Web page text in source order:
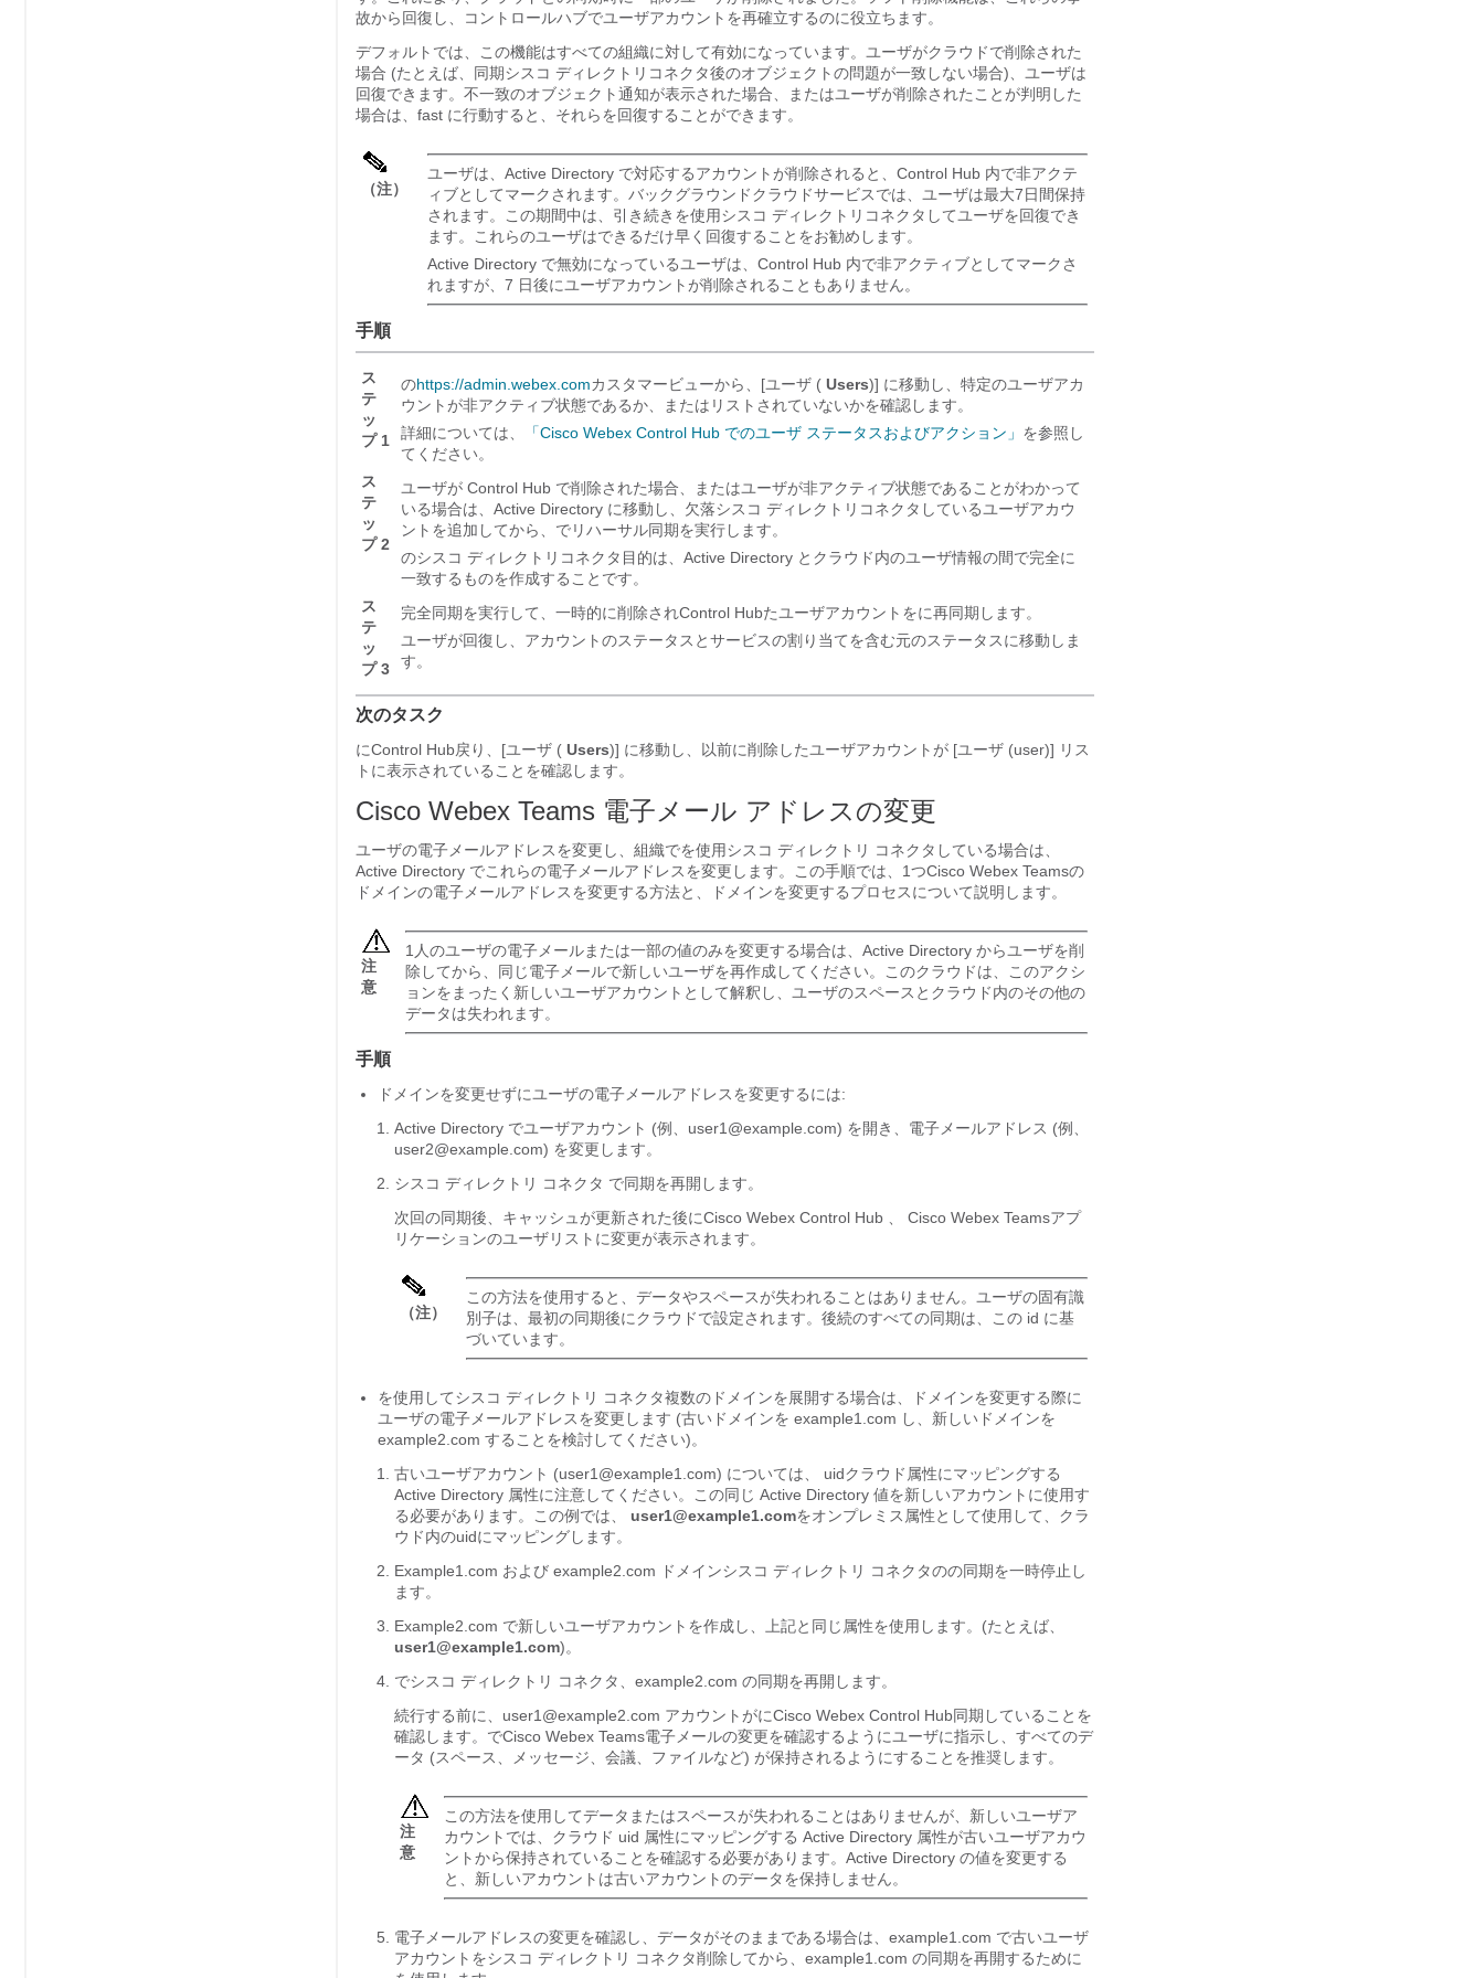
故から回復し、コントロールハブでユーザアカウントを再確立するのに役立ちます。
デフォルトでは、この機能はすべての組織に対して有効になっています。ユーザがクラウドで削除された
場合 (たとえば、同期シスコ ディレクトリコネクタ後のオブジェクトの問題が一致しない場合)、ユーザは
回復できます。不一致のオブジェクト通知が表示された場合、またはユーザが削除されたことが判明した
場合は、fast に行動すると、それらを回復することができます。
（注）
ユーザは、Active Directory で対応するアカウントが削除されると、Control Hub 内で非アクテ
ィブとしてマークされます。バックグラウンドクラウドサービスでは、ユーザは最大7日間保持
されます。この期間中は、引き続きを使用シスコ ディレクトリコネクタ してユーザを回復でき
ます。これらのユーザはできるだけ早く回復することをお勧めします。
Active Directory で無効になっているユーザは、Control Hub 内で非アクティブとしてマークさ
れますが、7 日後にユーザアカウントが削除されることもありません。
手順
ス
テ
ッ
プ 1
のhttps://admin.webex.comカスタマービューから、[ユーザ ( Users)] に移動し、特定のユーザアカ
ウントが非アクティブ状態であるか、またはリストされていないかを確認します。
詳細については、
「Cisco Webex Control Hub でのユーザ ステータスおよびアクション」 を参照し
てください。
ス
テ
ッ
プ 2
ユーザが Control Hub で削除された場合、またはユーザが非アクティブ状態であることがわかって
いる場合は、Active Directory に移動し、欠落シスコ ディレクトリコネクタ しているユーザアカウ
ントを追加してから、でリハーサル同期を実行します。
のシスコ ディレクトリコネクタ 目的は、Active Directory とクラウド内のユーザ情報の間で完全に
一致するものを作成することです。
ス
テ
ッ
プ 3
完全同期を実行して、一時的に削除されControl Hubたユーザアカウントをに再同期します。
ユーザが回復し、アカウントのステータスとサービスの割り当てを含む元のステータスに移動しま
す。
次のタスク
にControl Hub戻り、[ユーザ ( Users)] に移動し、以前に削除したユーザアカウントが [ユーザ (user)] リス
トに表示されていることを確認します。
Cisco Webex Teams 電子メール アドレスの変更
ユーザの電子メールアドレスを変更し、組織でを使用シスコ ディレクトリ コネクタ している場合は、
Active Directory でこれらの電子メールアドレスを変更します。この手順では、1つCisco Webex Teamsの
ドメインの電子メールアドレスを変更する方法と、ドメインを変更するプロセスについて説明します。
注
意
1人のユーザの電子メールまたは一部の値のみを変更する場合は、Active Directory からユーザを削
除してから、同じ電子メールで新しいユーザを再作成してください。このクラウドは、このアクシ
ョンをまったく新しいユーザアカウントとして解釈し、ユーザのスペースとクラウド内のその他の
データは失われます。
手順
ドメインを変更せずにユーザの電子メールアドレスを変更するには:
Active Directory でユーザアカウント (例、user1@example.com) を開き、電子メールアドレス (例、
user2@example.com) を変更します。
シスコ ディレクトリ コネクタ で同期を再開します。
次回の同期後、キャッシュが更新された後にCisco Webex Control Hub Cisco Webex Teamsアプ
リケーションのユーザリストに変更が表示されます。
（注）
この方法を使用すると、データやスペースが失われることはありません。ユーザの固有識
別子は、最初の同期後にクラウドで設定されます。後続のすべての同期は、この id に基
づいています。
を使用してシスコ ディレクトリ コネクタ複数のドメインを展開する場合は、ドメインを変更する際に
ユーザの電子メールアドレスを変更します (古いドメインを example1.com し、新しいドメインを
example2.com することを検討してください)。
古いユーザアカウント (user1@example1.com) については、 uidクラウド属性にマッピングする
Active Directory 属性に注意してください。この同じ Active Directory 値を新しいアカウントに使用す
る必要があります。この例では、 user1@example1.comをオンプレミス属性として使用して、クラ
ウド内のuidにマッピングします。
Example1.com および example2.com ドメインシスコ ディレクトリ コネクタのの同期を一時停止し
ます。
Example2.com で新しいユーザアカウントを作成し、上記と同じ属性を使用します。(たとえば、
user1@example1.com)。
でシスコ ディレクトリ コネクタ
、example2.com の同期を再開します。
続行する前に、user1@example2.com アカウントがにCisco Webex Control Hub同期していることを
確認します。でCisco Webex Teams電子メールの変更を確認するようにユーザに指示し、すべてのデ
ータ (スペース、メッセージ、会議、ファイルなど) が保持されるようにすることを推奨します。
注
意
この方法を使用してデータまたはスペースが失われることはありませんが、新しいユーザア
カウントでは、クラウド uid 属性にマッピングする Active Directory 属性が古いユーザアカウ
ントから保持されていることを確認する必要があります。Active Directory の値を変更する
と、新しいアカウントは古いアカウントのデータを保持しません。
電子メールアドレスの変更を確認し、データがそのままである場合は、example1.com で古いユーザ
アカウントをシスコ ディレクトリ コネクタ削除してから、example1.com の同期を再開するために